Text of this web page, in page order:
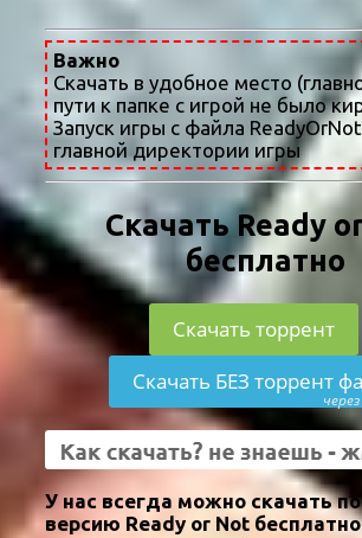
Важно
Скачать в удобное место
пути к папке с игрой не было
Запуск игры с файла
главной директории игры
Скачать Ready
бесплатно
Скачать торрент
Скачать БЕЗ торрент
У нас всегда можно скачать
версию Ready or Not